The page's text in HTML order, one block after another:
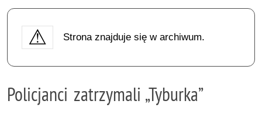
Strona znajduje się w archiwum.
Policjanci zatrzymali „Tyburka”